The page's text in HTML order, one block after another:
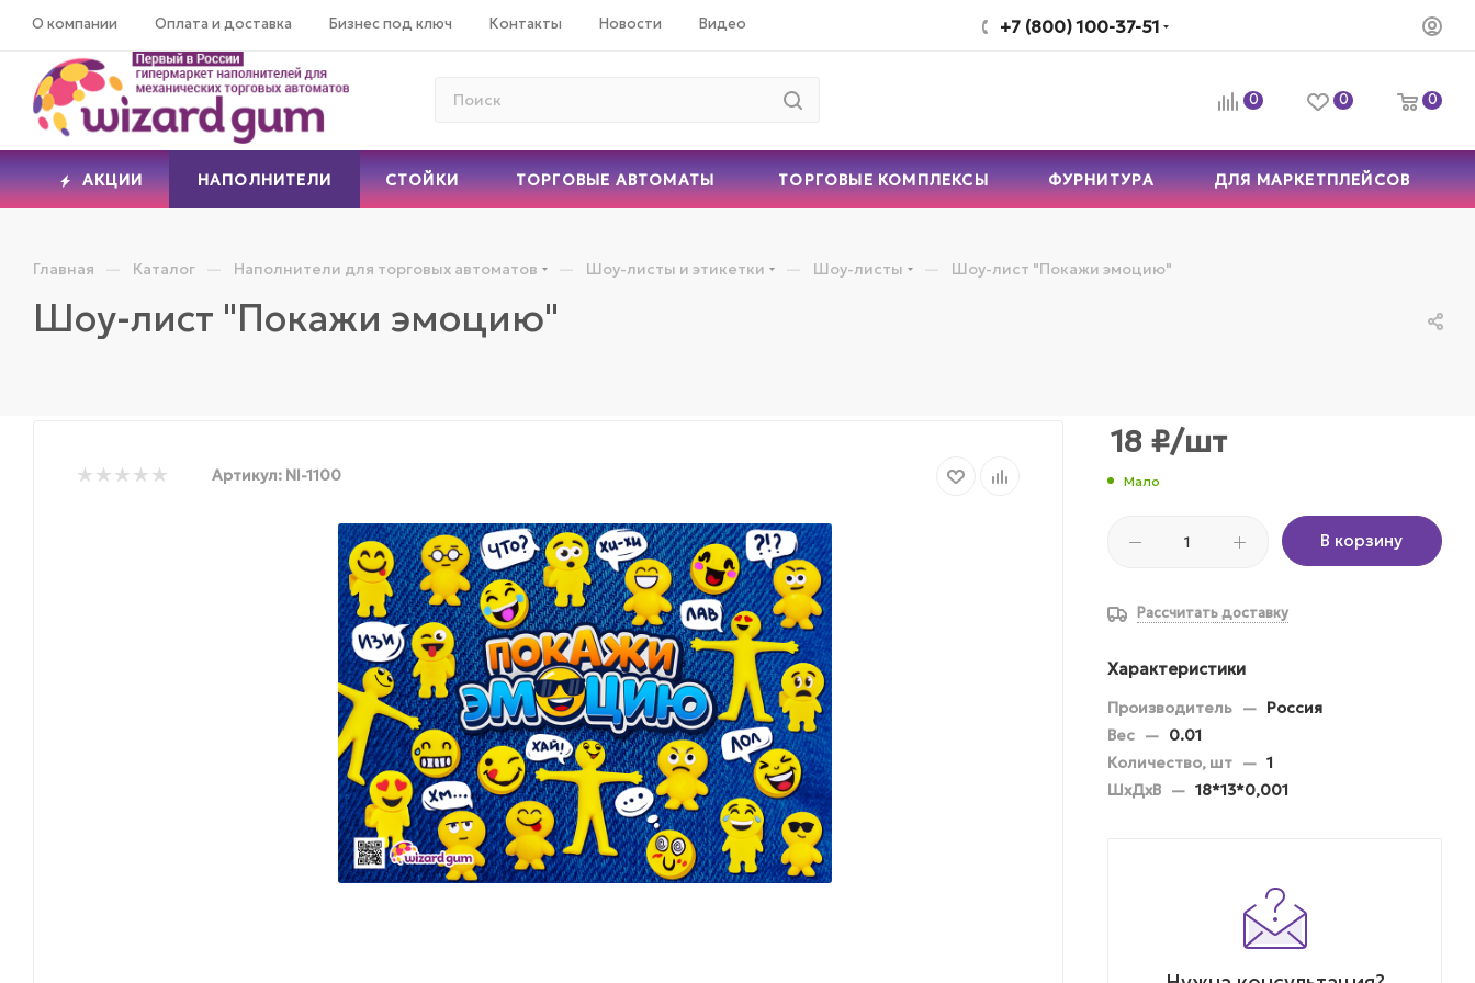
О компании Оплата и доставка Бизнес под ключ Контакты Новости Видео +7 (800) 100-37-51
0 0 0
АКЦИИ НАПОЛНИТЕЛИ СТОЙКИ ТОРГОВЫЕ АВТОМАТЫ ТОРГОВЫЕ КОМПЛЕКСЫ ФУРНИТУРА ДЛЯ МАРКЕТПЛЕЙСОВ
Главная — Каталог — Наполнители для торговых автоматов — Шоу-листы и этикетки — Шоу-листы — Шоу-лист "Покажи эмоцию"
Шоу-лист "Покажи эмоцию"
Артикул: NI-1100
18 ₽/шт
Мало
В корзину
Рассчитать доставку
Характеристики
Производитель — Россия
Вес — 0.01
Количество, шт — 1
ШхДхВ — 18*13*0,001